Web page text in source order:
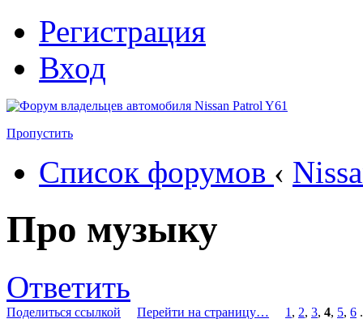
Регистрация
Вход
Пропустить
Список форумов ‹
Про музыку
Ответить
Поделиться ссылкой Перейти на страницу… 1 , 2, 3, 4, 5, 6